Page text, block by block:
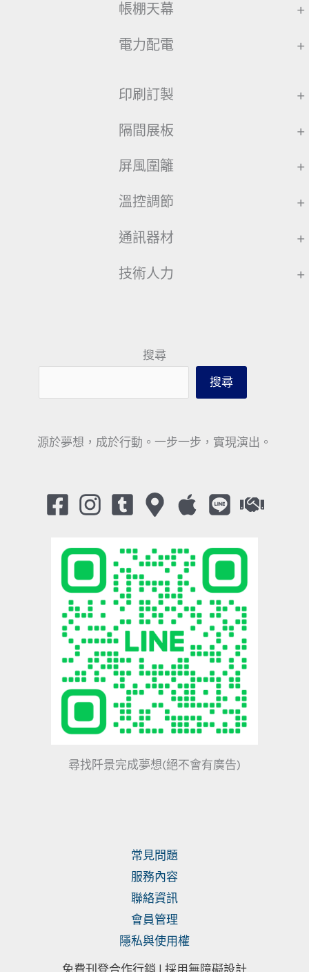
帳棚天幕 +
電力配電 +
印刷訂製 +
隔間展板 +
屏風圍籬 +
溫控調節 +
通訊器材 +
技術人力 +
搜尋
搜尋
源於夢想，成於行動。一步一步，實現演出。
尋找阡景完成夢想(絕不會有廣告)
常見問題
服務內容
聯絡資訊
會員管理
隱私與使用權